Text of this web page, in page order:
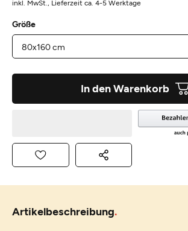
inkl. MwSt., Lieferzeit ca. 4-5 Werktage
Größe
In den Warenkorb
Artikelbeschreibung